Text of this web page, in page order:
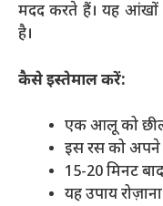
मदद करते हैं। यह आंखों
है।
कैसे इस्तेमाल करें:
एक आलू को
इस रस को अपने
15-20 मिनट
यह उपाय